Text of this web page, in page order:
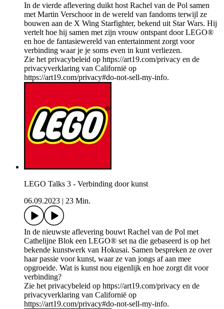
In de vierde aflevering duikt host Rachel van de Pol samen
met Martin Verschoor in de wereld van fandoms terwijl ze
bouwen aan de X Wing Starfighter, bekend uit Star Wars. Hij
vertelt hoe hij samen met zijn vrouw ontspant door LEGO®
en hoe de fantasiewereld van entertainment zorgt voor
verbinding waar je je soms even in kunt verliezen.
Zie het privacybeleid op https://art19.com/privacy en de
privacyverklaring van Californië op
https://art19.com/privacy#do-not-sell-my-info.
LEGO Talks 3 - Verbinding door kunst
06.09.2023
23 Min.
In de nieuwste aflevering bouwt Rachel van de Pol met
Cathelijne Blok een LEGO® set na die gebaseerd is op het
bekende kunstwerk van Hokusai. Samen bespreken ze over
haar passie voor kunst, waar ze van jongs af aan mee
opgroeide. Wat is kunst nou eigenlijk en hoe zorgt dit voor
verbinding?
Zie het privacybeleid op https://art19.com/privacy en de
privacyverklaring van Californië op
https://art19.com/privacy#do-not-sell-my-info.